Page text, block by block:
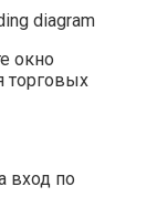
окно
торговых
вход по